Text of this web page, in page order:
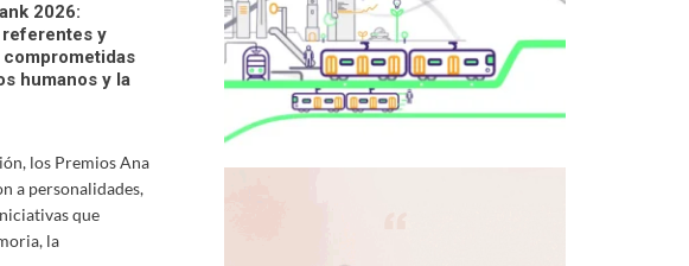
2026:
y
humanos y la
los Premios Ana
a personalidades,
que
la